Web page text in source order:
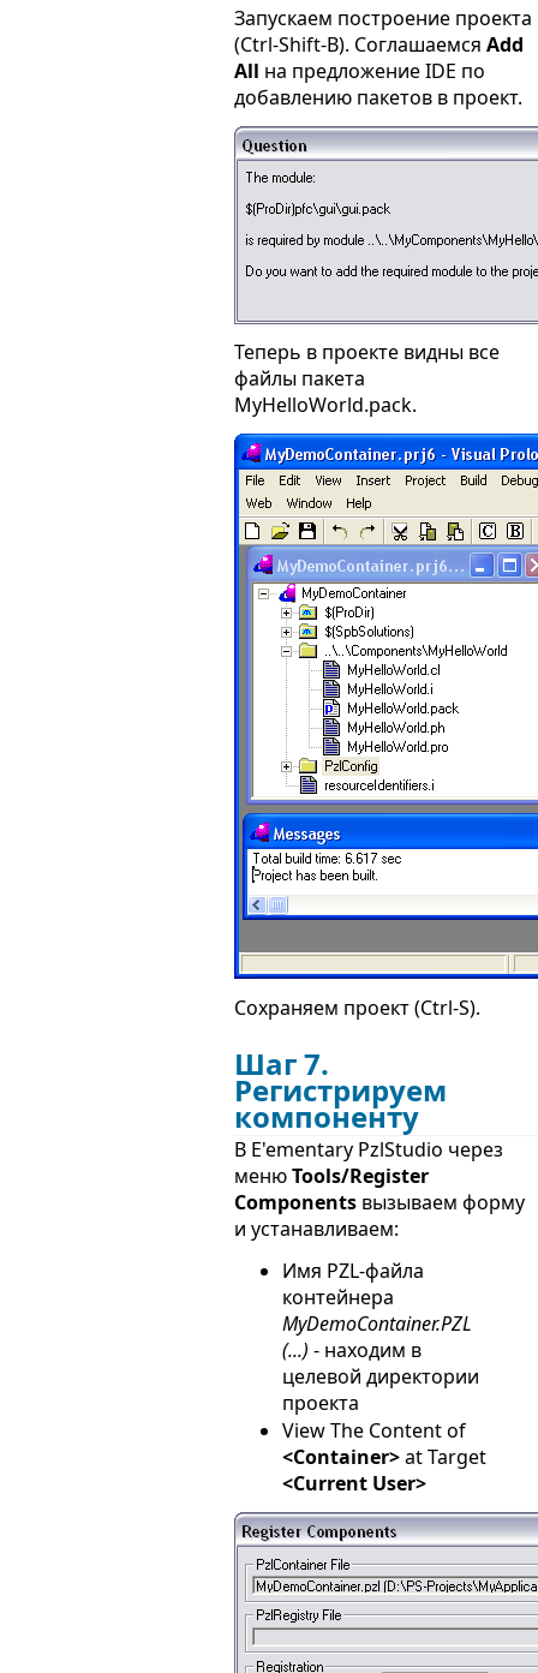
Запускаем построение проекта
(Ctrl-Shift-B). СоглашаемсяAdd
All на предложение IDE по
добавлению пакетов в проект.
Теперь в проекте видны все
файлы пакета
MyHelloWorld.pack.
Сохраняем проект (Ctrl-S).
Шаг 7.
Регистрируем
компоненту
В E'ementary PzlStudio через
менюTools/Register
Components вызываем форму
и устанавливаем:
Имя PZL-файла
контейнера
MyDemoContainer.PZL
(...) - находим в
целевой директории
проекта
View The Content of
<Container>at Target
<Current User>